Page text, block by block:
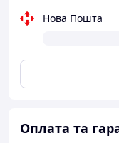
Нова Пошта
Оплата та